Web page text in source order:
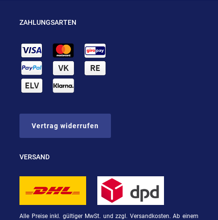
ZAHLUNGSARTEN
Vertrag widerrufen
VERSAND
Alle Preise inkl. gültiger MwSt. und zzgl. Versandkosten. Ab einem